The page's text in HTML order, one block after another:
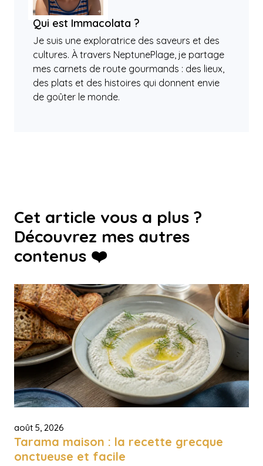
Qui est Immacolata ?
Je suis une exploratrice des saveurs et des
cultures. À travers NeptunePlage, je partage
mes carnets de route gourmands : des lieux,
des plats et des histoires qui donnent envie
de goûter le monde.
Cet article vous a plus ?
Découvrez mes autres
contenus ❤️
août 5, 2026
Tarama maison : la recette grecque
onctueuse et facile